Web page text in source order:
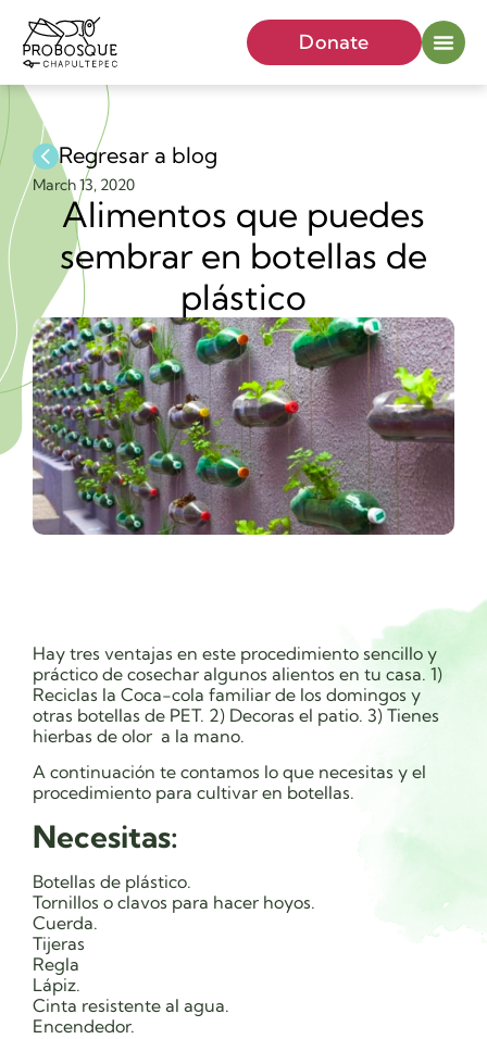
Donate
Regresar a blog
March 13, 2020
Alimentos que puedes
sembrar en botellas de
plástico
Hay tres ventajas en este procedimiento sencillo y
práctico de cosechar algunos alientos en tu casa. 1)
Reciclas la Coca-cola familiar de los domingos y
otras botellas de PET. 2) Decoras el patio. 3) Tienes
hierbas de olor a la mano.
A continuación te contamos lo que necesitas y el
procedimiento para cultivar en botellas.
Necesitas:
Botellas de plástico.
Tornillos o clavos para hacer hoyos.
Cuerda.
Tijeras
Regla
Lápiz.
Cinta resistente al agua.
Encendedor.